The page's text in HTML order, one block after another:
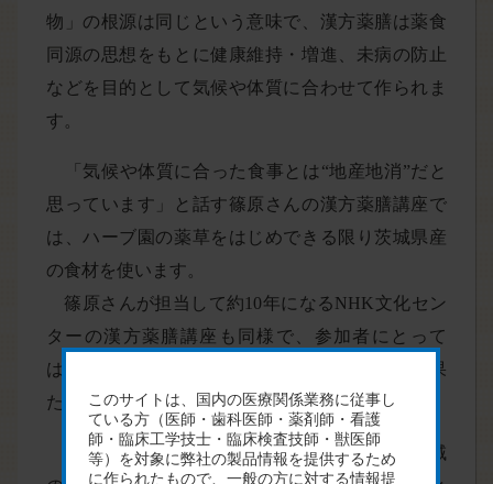
物」の根源は同じという意味で、漢方薬膳は薬食
同源の思想をもとに健康維持・増進、未病の防止
などを目的として気候や体質に合わせて作られま
す。
「気候や体質に合った食事とは“地産地消”だと
思っています」と話す篠原さんの漢方薬膳講座で
は、ハーブ園の薬草をはじめできる限り茨城県産
の食材を使います。
篠原さんが担当して約10年になるNHK文化セン
ターの漢方薬膳講座も同様で、参加者にとって
は、普段からなじみのある食材が健康に対して果
たす役割を知る貴重な機会になっています。
豊かな土地の恵みに囲まれて生活している地域